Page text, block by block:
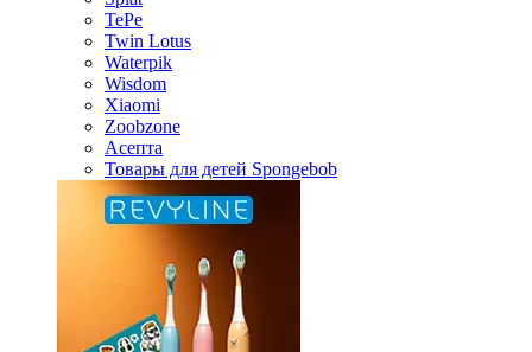
TePe
Twin Lotus
Waterpik
Wisdom
Xiaomi
Zoobzone
Асепта
Товары для детей Spongebob